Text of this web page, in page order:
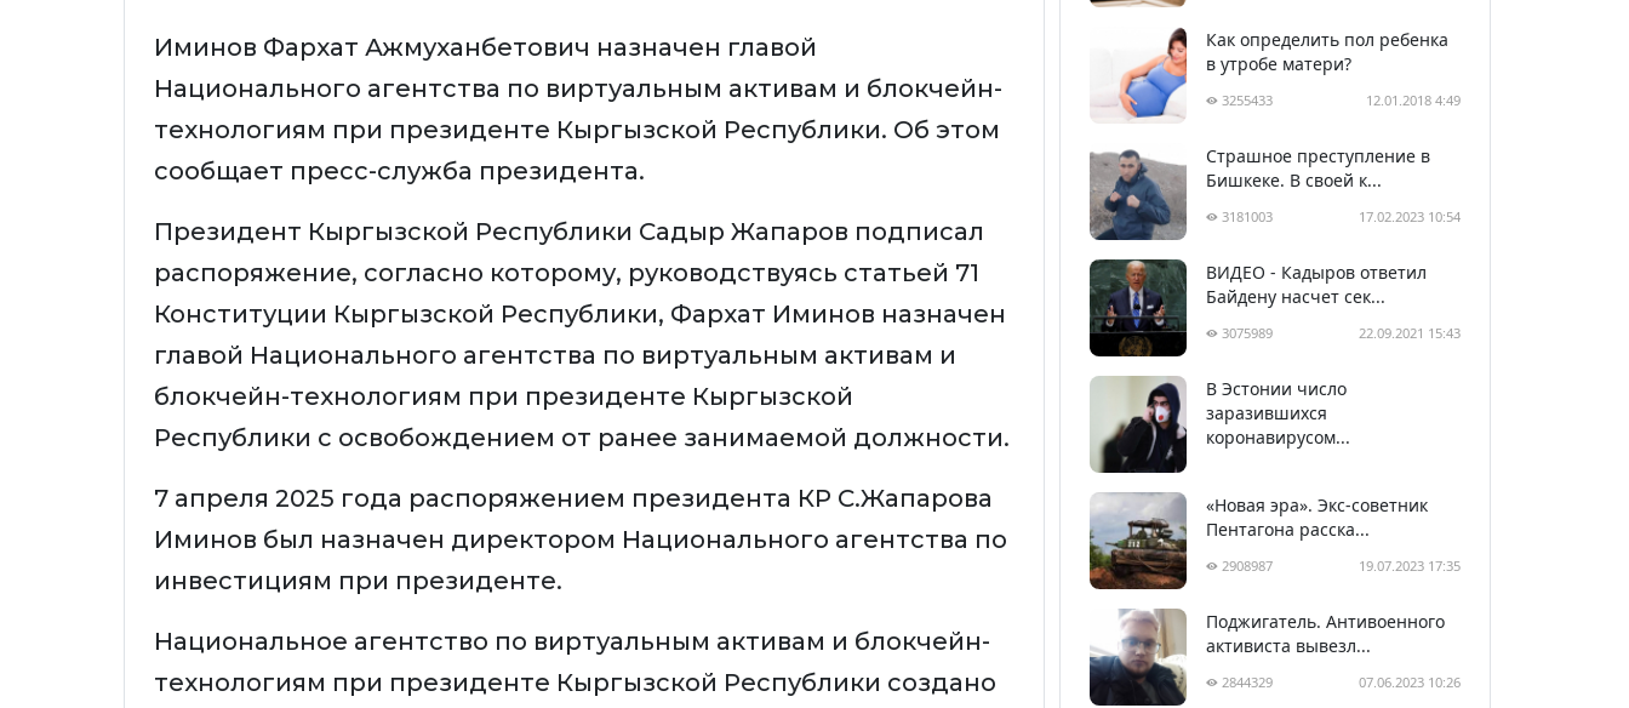
Иминов Фархат Ажмуханбетович назначен главой
Национального агентства по виртуальным активам и блокчейн-
технологиям при президенте Кыргызской Республики. Об этом
сообщает пресс-служба президента.
Президент Кыргызской Республики Садыр Жапаров подписал
распоряжение, согласно которому, руководствуясь статьей 71
Конституции Кыргызской Республики, Фархат Иминов назначен
главой Национального агентства по виртуальным активам и
блокчейн-технологиям при президенте Кыргызской
Республики с освобождением от ранее занимаемой должности.
7 апреля 2025 года распоряжением президента КР С.Жапарова
Иминов был назначен директором Национального агентства по
инвестициям при президенте.
Национальное агентство по виртуальным активам и блокчейн-
технологиям при президенте Кыргызской Республики создано
Как определить пол ребенка
в утробе матери?
3255433 12.01.2018 4:49
Страшное преступление в
Бишкеке. В своей к...
3181003 17.02.2023 10:54
ВИДЕО - Кадыров ответил
Байдену насчет сек...
3075989 22.09.2021 15:43
В Эстонии число
заразившихся
коронавирусом...
«Новая эра». Экс-советник
Пентагона расска...
2908987 19.07.2023 17:35
Поджигатель. Антивоенного
активиста вывезл...
2844329 07.06.2023 10:26